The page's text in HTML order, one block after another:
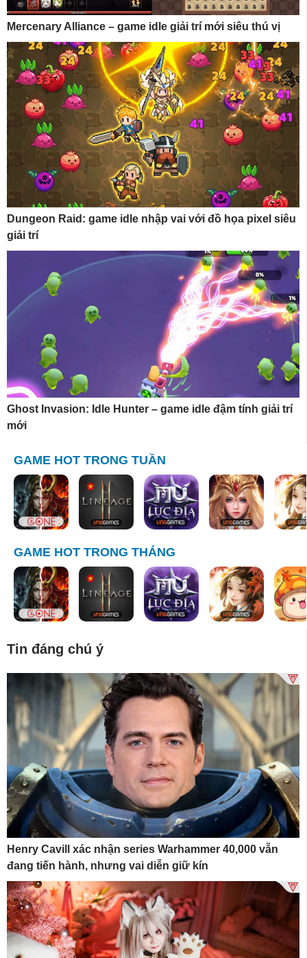
Mercenary Alliance – game idle giải trí mới siêu thú vị
Dungeon Raid: game idle nhập vai với đồ họa pixel siêu
giải trí
Ghost Invasion: Idle Hunter – game idle đậm tính giải trí
mới
GAME HOT TRONG TUẦN
GAME HOT TRONG THÁNG
Tin đáng chú ý
Henry Cavill xác nhận series Warhammer 40,000 vẫn
đang tiến hành, nhưng vai diễn giữ kín